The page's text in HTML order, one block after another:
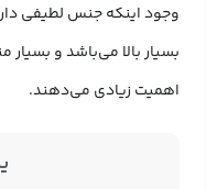
وجود اینکه جنس لطیفی
بسیار بالا می‌باشد و
اهمیت زیادی می‌دهند.